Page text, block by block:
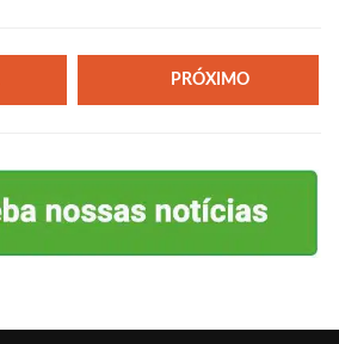
PRÓXIMO